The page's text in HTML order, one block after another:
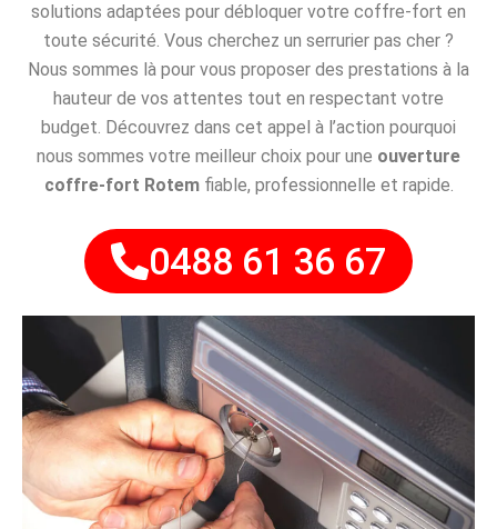
solutions adaptées pour débloquer votre coffre-fort en
toute sécurité. Vous cherchez un serrurier pas cher ?
Nous sommes là pour vous proposer des prestations à la
hauteur de vos attentes tout en respectant votre
budget. Découvrez dans cet appel à l’action pourquoi
nous sommes votre meilleur choix pour une ouverture
coffre-fort Rotemfiable, professionnelle et rapide.
0488 61 36 67